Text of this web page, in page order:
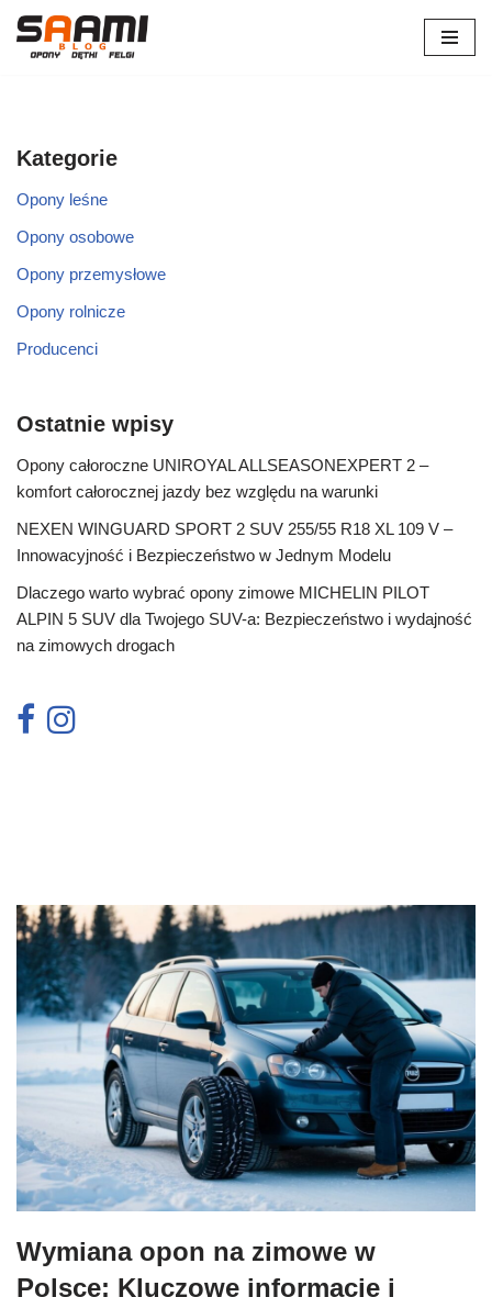
Przejdź
Kategorie
Opony leśne
Opony osobowe
Opony przemysłowe
Opony rolnicze
Producenci
Ostatnie wpisy
Opony całoroczne UNIROYAL ALLSEASONEXPERT 2 –
komfort całorocznej jazdy bez względu na warunki
NEXEN WINGUARD SPORT 2 SUV 255/55 R18 XL 109 V –
Innowacyjność i Bezpieczeństwo w Jednym Modelu
Dlaczego warto wybrać opony zimowe MICHELIN PILOT
ALPIN 5 SUV dla Twojego SUV-a: Bezpieczeństwo i wydajność
na zimowych drogach
Wymiana opon na zimowe w
Polsce: Kluczowe informacje i